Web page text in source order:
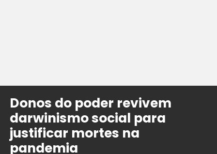
Donos do poder revivem
darwinismo social para
justificar mortes na
pandemia